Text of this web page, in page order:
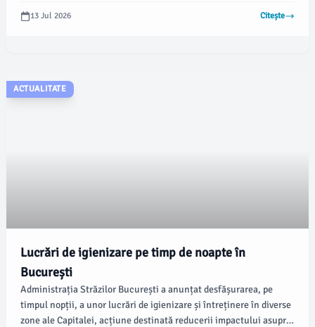
intervenție lucrează activ pe două străzi din sector, Strada Gruia
și Strada Barajului, pentru a îmbunătăți condițiile de trafic.
13 Jul 2026 Citește
ACTUALITATE
Lucrări de igienizare pe timp de noapte în
București
Administrația Străzilor București a anunțat desfășurarea, pe
timpul nopții, a unor lucrări de igienizare și întreținere în diverse
zone ale Capitalei, acțiune destinată reducerii impactului asupra